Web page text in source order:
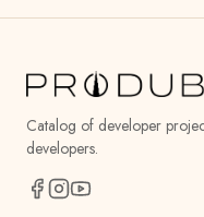
Catalog of developer
developers.